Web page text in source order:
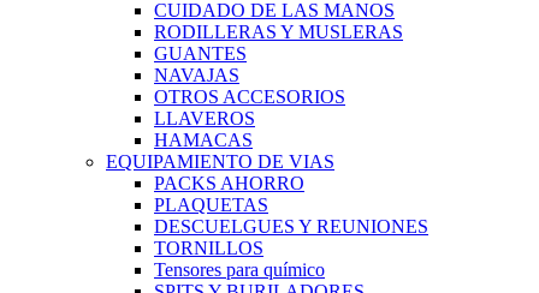
CUIDADO DE LAS MANOS
RODILLERAS Y MUSLERAS
GUANTES
NAVAJAS
OTROS ACCESORIOS
LLAVEROS
HAMACAS
EQUIPAMIENTO DE VIAS
PACKS AHORRO
PLAQUETAS
DESCUELGUES Y REUNIONES
TORNILLOS
Tensores para químico